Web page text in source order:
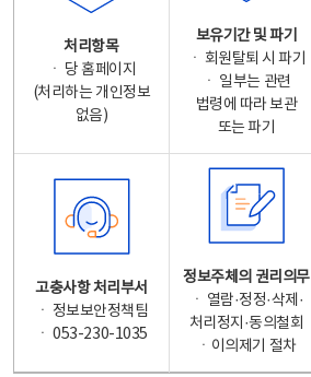
처리항목
ㆍ 당 홈페이지
(처리하는 개인정보
없음)
보유기간 및 파기
ㆍ 회원탈퇴 시 파기
ㆍ 일부는 관련
법령에 따라 보관
또는 파기
고충사항 처리부서
ㆍ 정보보안정책팀
ㆍ 053-230-1035
정보주체의 권리의무
ㆍ 열람·정정·삭제·
처리정지·동의철회
ㆍ이의제기 절차